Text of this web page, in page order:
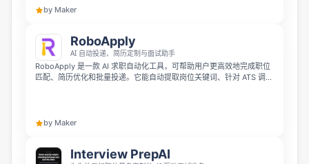
by Maker
RoboApply
AI 自动投递、简历定制与面试助手
RoboApply 是一款 AI 求职自动化工具，可帮助用户更高效地完成职位
匹配、简历优化和批量投递。它能自动提取岗位关键词、针对 ATS 调整
by Maker
Interview PrepAI